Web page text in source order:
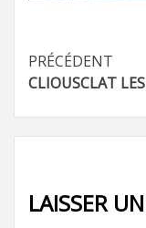
PRÉCÉDENT
CLIOUSCLAT
LAISSER